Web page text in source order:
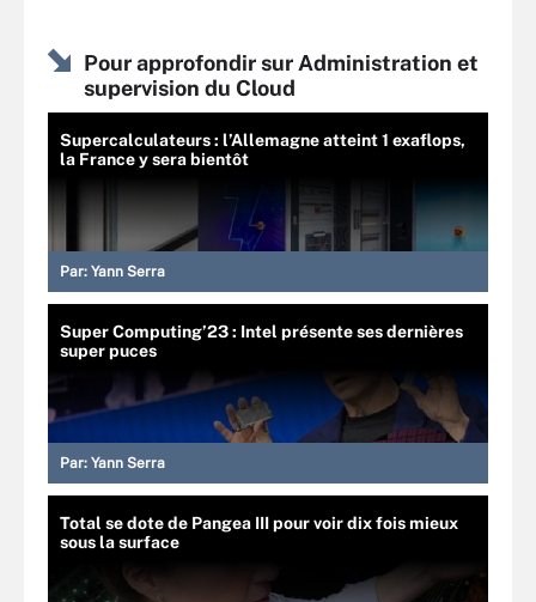
Pour approfondir sur Administration et
supervision du Cloud
Supercalculateurs : l’Allemagne atteint 1 exaflops,
la France y sera bientôt
Par: Yann Serra
Super Computing’23 : Intel présente ses dernières
super puces
Par: Yann Serra
Total se dote de Pangea III pour voir dix fois mieux
sous la surface